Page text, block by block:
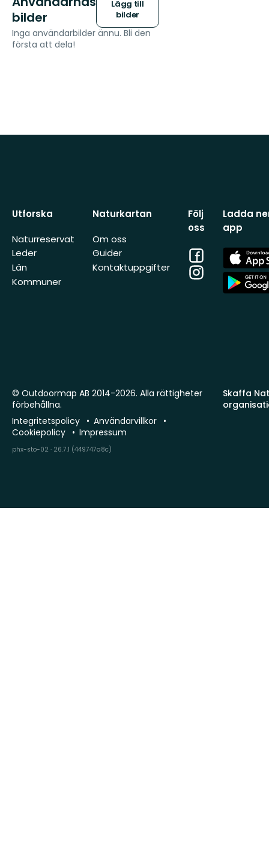
bilder
Lägg till
bilder
Inga användarbilder ännu. Bli den
första att dela!
Utforska
Naturreservat
Leder
Län
Kommuner
Naturkartan
Om oss
Guider
Kontaktuppgifter
Följ
oss
Facebook
Instagram
Ladda
app
App
Store
App
Store
Skaffa
© Outdoormap AB 2014-2026. Alla rättigheter
förbehållna.
Integritetspolicy
Användarvillkor
Cookiepolicy
Impressum
phx-sto-02 · 26.7.1 (449747a8c)